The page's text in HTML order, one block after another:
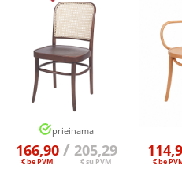
prieinama
166,90
€ be PVM
/ 205,29
€ su PVM € be